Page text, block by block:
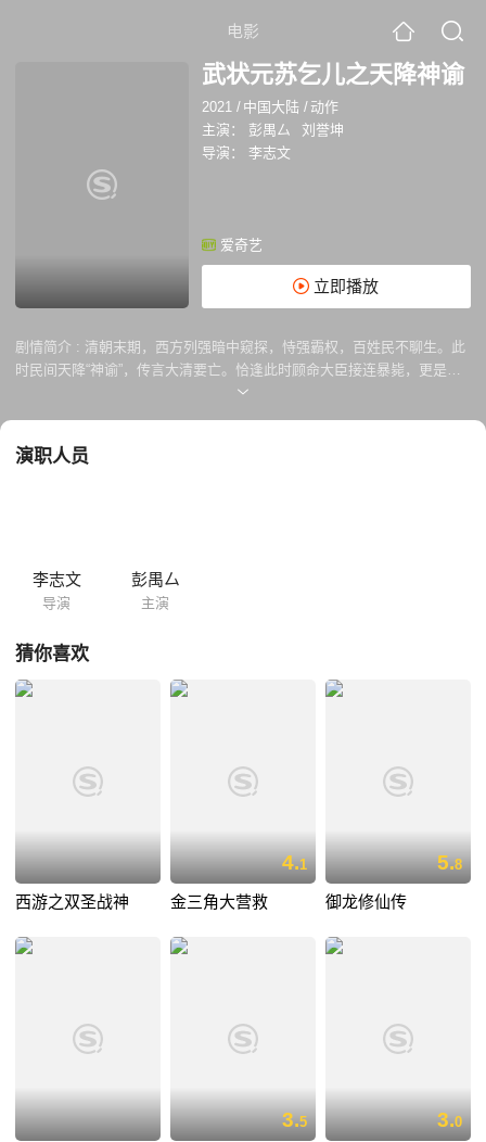
电影
武状元苏乞儿之天降神谕
2021 / 中国大陆 / 动作
主演：
彭禺厶
刘誉坤
导演：
李志文
爱奇艺
立即播放
剧情简介 : 清朝末期，西方列强暗中窥探，恃强霸权，百姓民不聊生。此
时民间天降“神谕”，传言大清要亡。恰逢此时顾命大臣接连暴毙，更是加
以佐证“神谕”。为堵住悠悠众口，皇上决定举办祭天仪式，并暗中任命侥
寻求帮助，事情的严重性再加之富察·御恒软硬兼施，苏灿答应介入。但接
演职人员
李志文
导演
彭禺厶
主演
猜你喜欢
西游之双圣战神
4.1
金三角大营救
5.8
御龙修仙传
3.5 3.0